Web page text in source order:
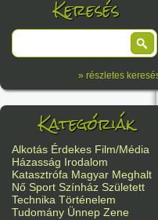
Keresés
» részletes
Kategóriák
Alkotás Érdekes Film/Média
Házasság Irodalom
Katasztrófa Magyar Meghalt
Nő Sport Színház Született
Technika Történelem
Tudomány Ünnep Zene